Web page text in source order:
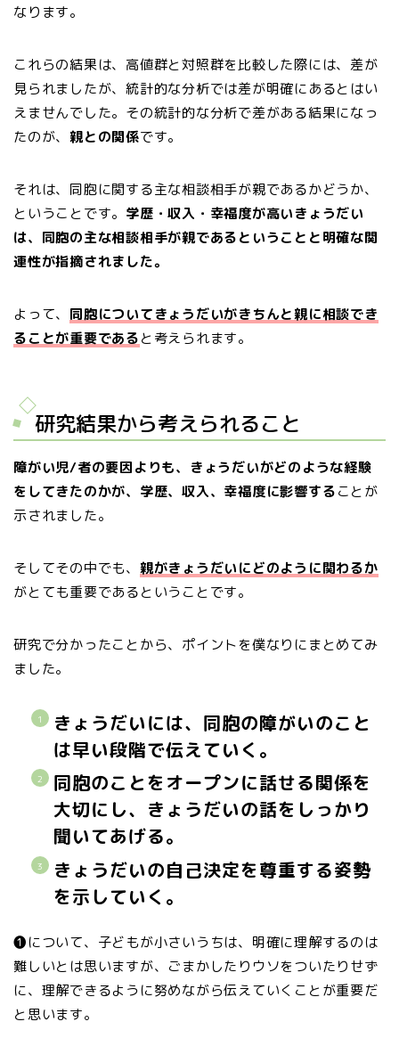
なります。
これらの結果は、高値群と対照群を比較した際には、差が
見られましたが、統計的な分析では差が明確にあるとはい
えませんでした。その統計的な分析で差がある結果になっ
たのが、親との関係です。
それは、同胞に関する主な相談相手が親であるかどうか、
ということです。 学歴・収入・幸福度が高いきょうだい
は、同胞の主な相談相手が親であるということと明確な関
連性が指摘されました。
よって、 同胞についてきょうだいがきちんと親に相談でき
ることが重要であると考えられます。
研究結果から考えられること
障がい児/者の要因よりも、きょうだいがどのような経験
をしてきたのかが、学歴、収入、幸福度に影響することが
示されました。
そしてその中でも、 親がきょうだいにどのように関わるか
がとても重要であるということです。
研究で分かったことから、ポイントを僕なりにまとめてみ
ました。
きょうだいには、同胞の障がいのこと
は早い段階で伝えていく。
同胞のことをオープンに話せる関係を
大切にし、きょうだいの話をしっかり
聞いてあげる。
きょうだいの自己決定を尊重する姿勢
を示していく。
❶について、子どもが小さいうちは、明確に理解するのは
難しいとは思いますが、ごまかしたりウソをついたりせず
に、理解できるように努めながら伝えていくことが重要だ
と思います。